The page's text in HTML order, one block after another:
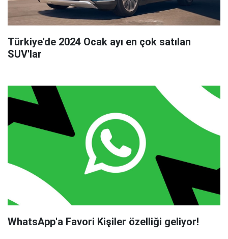
Türkiye'de 2024 Ocak ayı en çok satılan
SUV'lar
WhatsApp'a Favori Kişiler özelliği geliyor!